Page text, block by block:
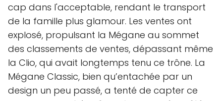
cap dans l'acceptable, rendant le transport
de la famille plus glamour. Les ventes ont
explosé, propulsant la Mégane au sommet
des classements de ventes, dépassant même
la Clio, qui avait longtemps tenu ce trône. La
Mégane Classic, bien qu’entachée par un
design un peu passé, a tenté de capter ce